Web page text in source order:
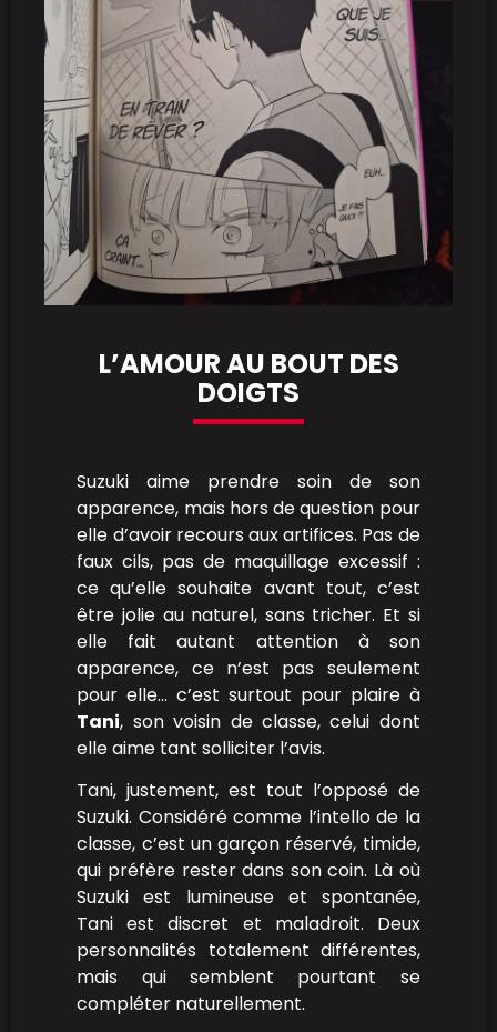
L’AMOUR AU BOUT DES
DOIGTS
Suzuki aime prendre soin de son
apparence, mais hors de question pour
elle d’avoir recours aux artifices. Pas de
faux cils, pas de maquillage excessif :
ce qu’elle souhaite avant tout, c’est
être jolie au naturel, sans tricher. Et si
elle fait autant attention à son
apparence, ce n’est pas seulement
pour elle… c’est surtout pour plaire à
Tani, son voisin de classe, celui dont
elle aime tant solliciter l’avis.
Tani, justement, est tout l’opposé de
Suzuki. Considéré comme l’intello de la
classe, c’est un garçon réservé, timide,
qui préfère rester dans son coin. Là où
Suzuki est lumineuse et spontanée,
Tani est discret et maladroit. Deux
personnalités totalement différentes,
mais qui semblent pourtant se
compléter naturellement.